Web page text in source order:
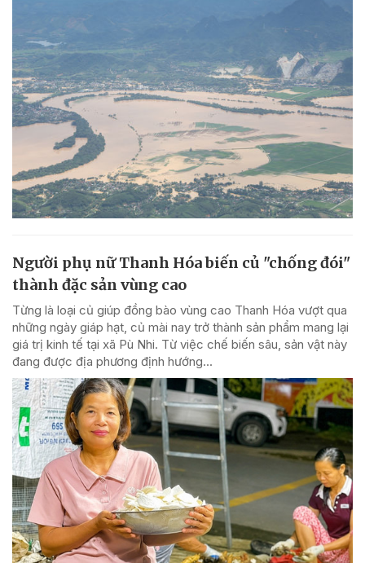
Người phụ nữ Thanh Hóa biến củ "chống đói"
thành đặc sản vùng cao
Từng là loại củ giúp đồng bào vùng cao Thanh Hóa vượt qua
những ngày giáp hạt, củ mài nay trở thành sản phẩm mang lại
giá trị kinh tế tại xã Pù Nhi. Từ việc chế biến sâu, sản vật này
đang được địa phương định hướng...